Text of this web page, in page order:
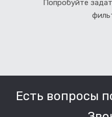
Попробуйте
Есть вопросы